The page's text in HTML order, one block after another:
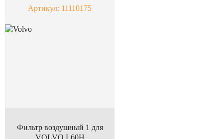
Артикул: 11110175
Фильтр воздушный 1 для
VOLVO L60H